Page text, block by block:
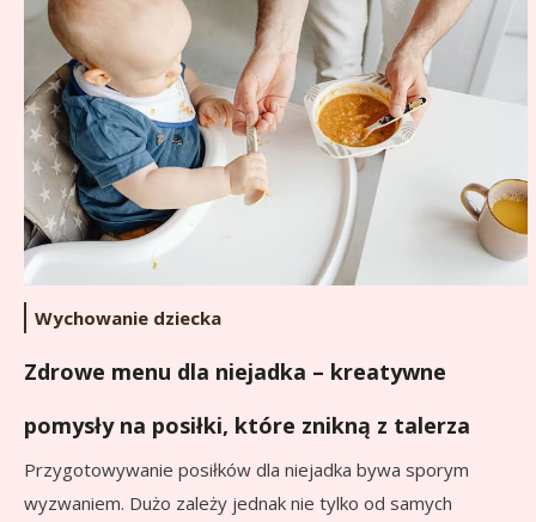
Wychowanie dziecka
Zdrowe menu dla niejadka – kreatywne
pomysły na posiłki, które znikną z talerza
Przygotowywanie posiłków dla niejadka bywa sporym
wyzwaniem. Dużo zależy jednak nie tylko od samych